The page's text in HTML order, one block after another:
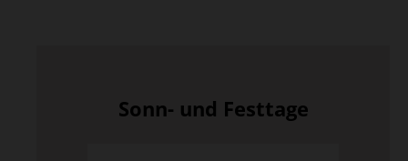
Sonn- und Festtage